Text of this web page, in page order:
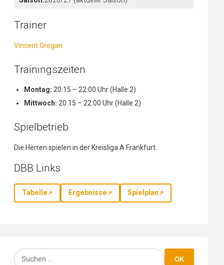
Trainer
Vincent Gregan
Trainingszeiten
Montag: 20:15 – 22:00 Uhr (Halle 2)
Mittwoch: 20:15 – 22:00 Uhr (Halle 2)
Spielbetrieb
Die Herren spielen in der Kreisliga A Frankfurt.
DBB Links
Tabelle Ergebnisse Spielplan
Suchen
OK